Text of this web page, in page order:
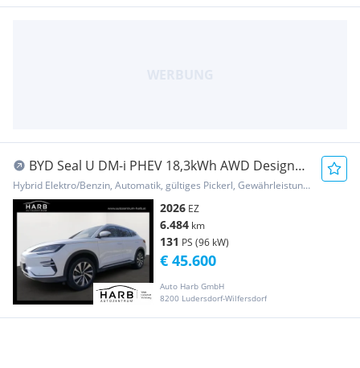
BYD Seal U DM-i PHEV 18,3kWh AWD Design
Österreich ...
Hybrid Elektro/Benzin, Automatik, gültiges Pickerl, Gewährleistung, Garantie
2026 EZ
6.484 km
131 PS (96 kW)
Auto Harb GmbH
8200 Ludersdorf-Wilfersdorf
€ 45.600